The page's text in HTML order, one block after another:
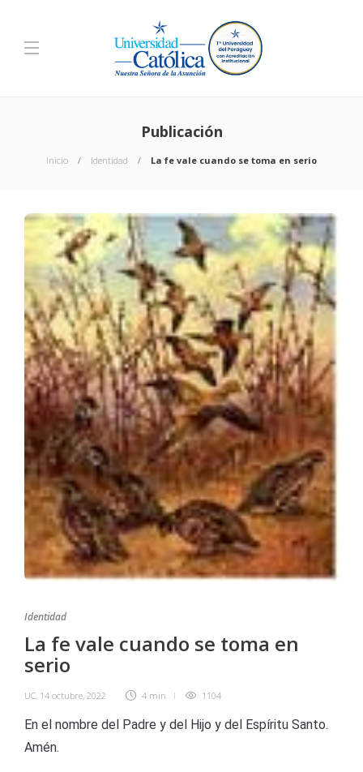
Publicación
Inicio Identidad La fe vale cuando se toma en serio
Identidad
La fe vale cuando se toma en
serio
UC, 14 octubre, 2022 4 min 1104
En el nombre del Padre y del Hijo y del Espíritu Santo.
Amén.